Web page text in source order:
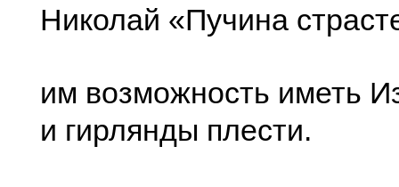
Николай «Пучина
им возможность иметь
и гирлянды плести.